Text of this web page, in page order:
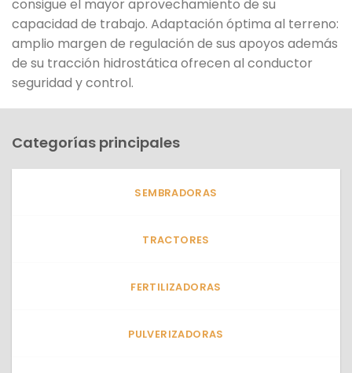
consigue el mayor aprovechamiento de su
capacidad de trabajo. Adaptación óptima al terreno:
amplio margen de regulación de sus apoyos además
de su tracción hidrostática ofrecen al conductor
seguridad y control.
Categorías principales
SEMBRADORAS
TRACTORES
FERTILIZADORAS
PULVERIZADORAS